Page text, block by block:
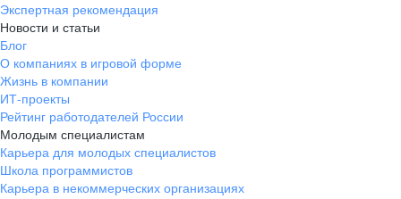
Экспертная рекомендация
Новости и статьи
Блог
О компаниях в игровой форме
Жизнь в компании
ИТ-проекты
Рейтинг работодателей России
Молодым специалистам
Карьера для молодых специалистов
Школа программистов
Карьера в некоммерческих организациях